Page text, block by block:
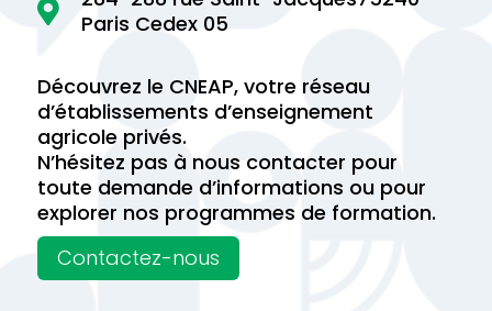

Paris Cedex 05
Découvrez le CNEAP, votre réseau
d’établissements d’enseignement
agricole privés.
N’hésitez pas à nous contacter pour
toute demande d’informations ou pour
explorer nos programmes de formation.
Contactez-nous